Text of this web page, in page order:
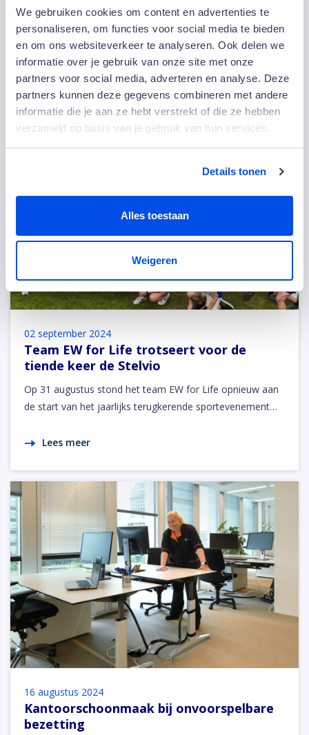
We gebruiken cookies om content en advertenties te
personaliseren, om functies voor social media te bieden
en om ons websiteverkeer te analyseren. Ook delen we
informatie over je gebruik van onze site met onze
partners voor social media, adverteren en analyse. Deze
partners kunnen deze gegevens combineren met andere
informatie die je aan ze hebt verstrekt of die ze hebben
verzameld op basis van je gebruik van hun services.
Details tonen
Alles toestaan
Weigeren
De Rotterdamse Diergaarde Blijdorp kiest voor EW
Facility Services als zijn schoonmaakdienstverlener. Voor
EW is dit een ware…
Lees meer
02 september 2024
Team EW for Life trotseert voor de
tiende keer de Stelvio
Op 31 augustus stond het team EW for Life opnieuw aan
de start van het jaarlijks terugkerende sportevenement…
Lees meer
16 augustus 2024
Kantoorschoonmaak bij onvoorspelbare
bezetting